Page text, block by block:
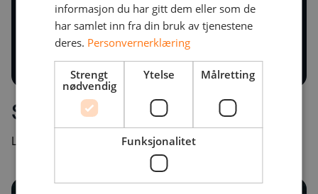
Segmentering
Les mer
informasjon du har gitt dem eller som de
har samlet inn fra din bruk av tjenestene
deres. Personvernerklæring
Strengt
nødvendig
Ytelse Målretting
Funksjonalitet